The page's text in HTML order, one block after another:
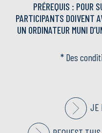
PRÉREQUIS : POUR
PARTICIPANTS DOIVENT
UN ORDINATEUR MUNI
* Des
JE